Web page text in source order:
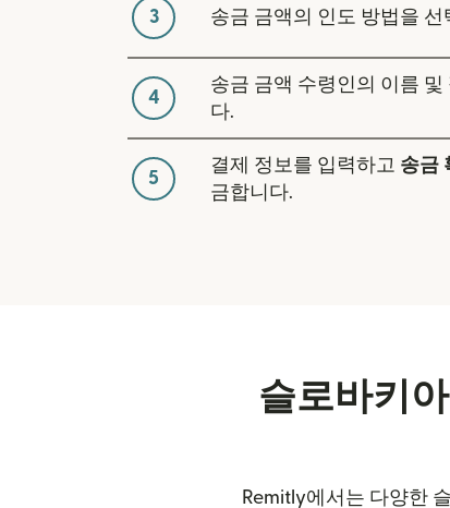
3 송금 금액의 인도 방법을 선
4
송금 금액 수령인의 이름 및
다.
5
결제 정보를 입력하고 송금
금합니다.
슬로바키
Remitly에서는 다양한